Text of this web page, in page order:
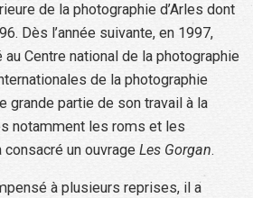
de la photographie d’Arles dont
Dès l’année suivante, en 1997,
Centre national de la photographie
de la photographie
grande partie de son travail à la
notamment les roms et les
un ouvrage Les Gorgan.
à plusieurs reprises, il a